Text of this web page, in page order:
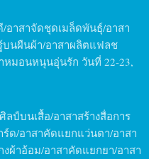
อาสาจัดชุดเมล็ดพันธุ์/อาสา
บนผืนผ้า/อาสาผลิตแฟลช
หมอนหนุนอุ่นรัก วันที่ 22-23,
ลป์บนเสื้อ/อาสาสร้างสื่อการ
ด/อาสาคัดแยกแว่นตา/อาสา
ผ้าอ้อม/อาสาคัดแยกยา/อาสา